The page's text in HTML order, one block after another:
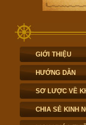
GIỚI THIỆU
HƯỚNG DẪN
SƠ LƯỢC VỀ
CHIA SẺ KINH